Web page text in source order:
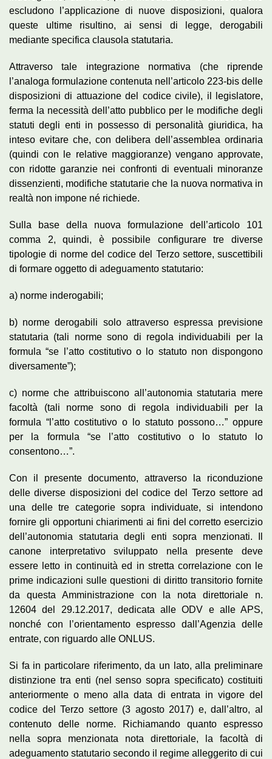
escludono l’applicazione di nuove disposizioni, qualora
queste ultime risultino, ai sensi di legge, derogabili
mediante specifica clausola statutaria.
Attraverso tale integrazione normativa (che riprende
l’analoga formulazione contenuta nell’articolo 223-bis delle
disposizioni di attuazione del codice civile), il legislatore,
ferma la necessità dell’atto pubblico per le modifiche degli
statuti degli enti in possesso di personalità giuridica, ha
inteso evitare che, con delibera dell’assemblea ordinaria
(quindi con le relative maggioranze) vengano approvate,
con ridotte garanzie nei confronti di eventuali minoranze
dissenzienti, modifiche statutarie che la nuova normativa in
realtà non impone né richiede.
Sulla base della nuova formulazione dell’articolo 101
comma 2, quindi, è possibile configurare tre diverse
tipologie di norme del codice del Terzo settore, suscettibili
di formare oggetto di adeguamento statutario:
a) norme inderogabili;
b) norme derogabili solo attraverso espressa previsione
statutaria (tali norme sono di regola individuabili per la
formula “se l’atto costitutivo o lo statuto non dispongono
diversamente”);
c) norme che attribuiscono all’autonomia statutaria mere
facoltà (tali norme sono di regola individuabili per la
formula “l’atto costitutivo o lo statuto possono…” oppure
per la formula “se l’atto costitutivo o lo statuto lo
consentono…”.
Con il presente documento, attraverso la riconduzione
delle diverse disposizioni del codice del Terzo settore ad
una delle tre categorie sopra individuate, si intendono
fornire gli opportuni chiarimenti ai fini del corretto esercizio
dell’autonomia statutaria degli enti sopra menzionati. Il
canone interpretativo sviluppato nella presente deve
essere letto in continuità ed in stretta correlazione con le
prime indicazioni sulle questioni di diritto transitorio fornite
da questa Amministrazione con la nota direttoriale n.
12604 del 29.12.2017, dedicata alle ODV e alle APS,
nonché con l’orientamento espresso dall’Agenzia delle
entrate, con riguardo alle ONLUS.
Si fa in particolare riferimento, da un lato, alla preliminare
distinzione tra enti (nel senso sopra specificato) costituiti
anteriormente o meno alla data di entrata in vigore del
codice del Terzo settore (3 agosto 2017) e, dall’altro, al
contenuto delle norme. Richiamando quanto espresso
nella sopra menzionata nota direttoriale, la facoltà di
adeguamento statutario secondo il regime alleggerito di cui